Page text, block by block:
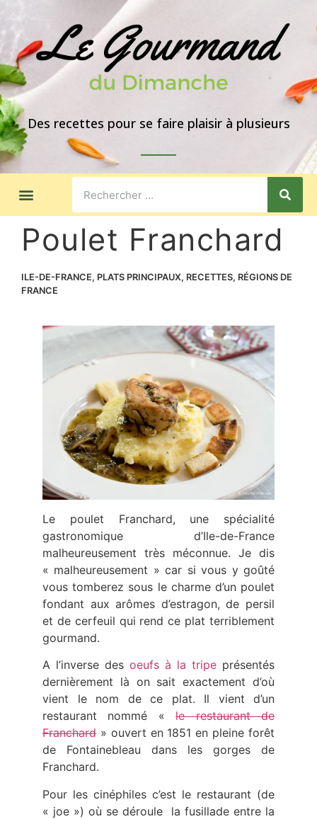
Des recettes pour se faire plaisir à plusieurs
Poulet Franchard
ILE-DE-FRANCE, PLATS PRINCIPAUX, RECETTES, RÉGIONS DE
FRANCE
Le poulet Franchard, une spécialité
gastronomique d’Ile-de-France
malheureusement très méconnue. Je dis
« malheureusement » car si vous y goûté
vous tomberez sous le charme d’un poulet
fondant aux arômes d’estragon, de persil
et de cerfeuil qui rend ce plat terriblement
gourmand.
A l’inverse des oeufs à la tripe présentés
dernièrement là on sait exactement d’où
vient le nom de ce plat. Il vient d’un
restaurant nommé «le restaurant de
Franchard » ouvert en 1851 en pleine forêt
de Fontainebleau dans les gorges de
Franchard.
Pour les cinéphiles c’est le restaurant (de
« joe ») où se déroule la fusillade entre la